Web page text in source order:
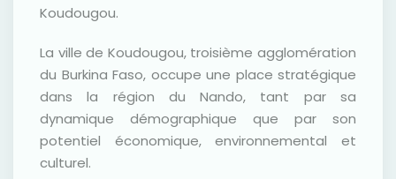
Koudougou.
La ville de Koudougou, troisième agglomération
du Burkina Faso, occupe une place stratégique
dans la région du Nando, tant par sa
dynamique démographique que par son
potentiel économique, environnemental et
culturel.